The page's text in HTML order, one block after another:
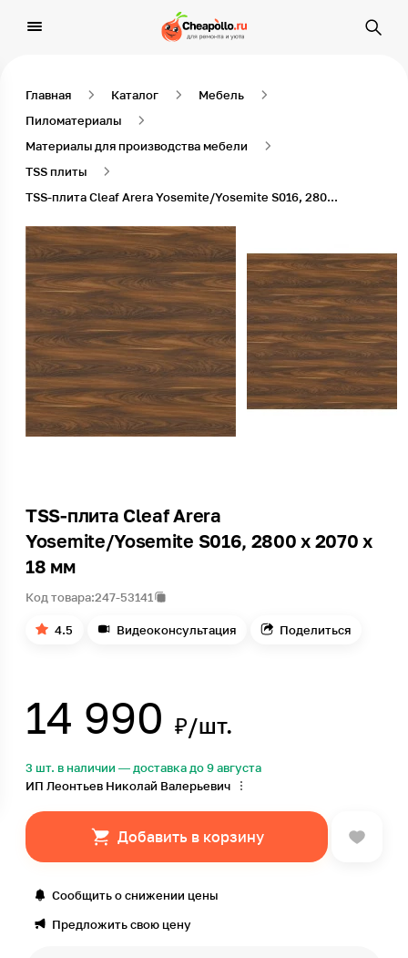
Главная Каталог
Мебель
Пиломатериалы
Материалы для производства мебели
TSS плиты
TSS-плита Cleaf Arera Yosemite/Yosemite S016, 2800 x 2070 x 18 мм
TSS-плита Cleaf Arera
Yosemite/Yosemite S016, 2800 x 2070 x
18 мм
Код товара:247-53141
4.5 Видеоконсультация Поделиться
14 990 ₽/шт.
3 шт. в наличии — доставка до 9 августа
ИП Леонтьев Николай Валерьевич
Добавить в корзину
Сообщить о снижении цены
Предложить свою цену